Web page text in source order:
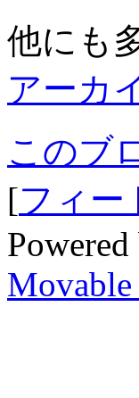
他にも
アーカ
このブ
[フィー
Movable